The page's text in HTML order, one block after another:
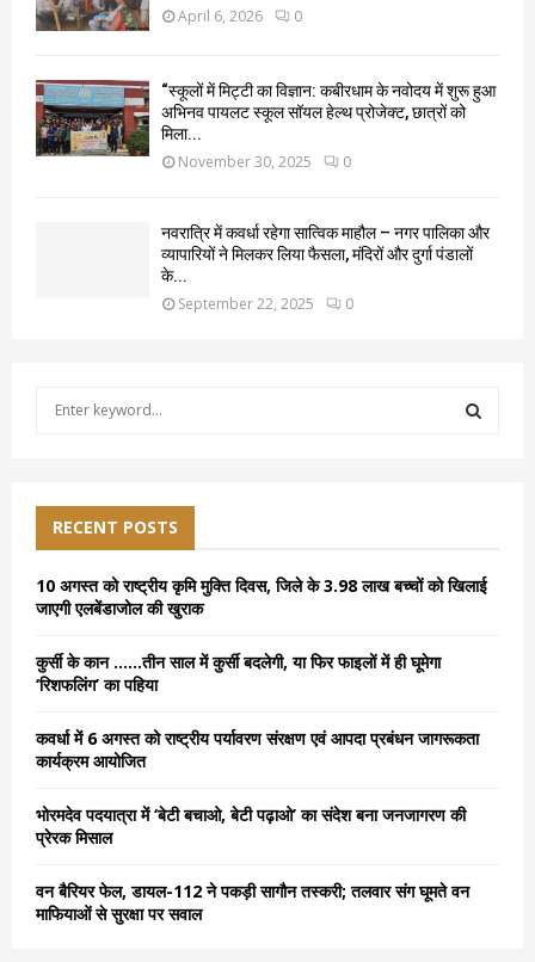
April 6, 2026 0
“स्कूलों में मिट्टी का विज्ञान: कबीरधाम के नवोदय में शुरू हुआ
अभिनव पायलट स्कूल सॉयल हेल्थ प्रोजेक्ट, छात्रों को
मिला...
November 30, 2025 0
नवरात्रि में कवर्धा रहेगा सात्विक माहौल – नगर पालिका और
व्यापारियों ने मिलकर लिया फैसला, मंदिरों और दुर्गा पंडालों
के...
September 22, 2025 0
f
o
r
RECENT POSTS
10 अगस्त को राष्ट्रीय कृमि मुक्ति दिवस, जिले के 3.98 लाख बच्चों को खिलाई
जाएगी एलबेंडाजोल की खुराक
कुर्सी के कान ……तीन साल में कुर्सी बदलेगी, या फिर फाइलों में ही घूमेगा
‘रिशफलिंग’ का पहिया
कवर्धा में 6 अगस्त को राष्ट्रीय पर्यावरण संरक्षण एवं आपदा प्रबंधन जागरूकता
कार्यक्रम आयोजित
भोरमदेव पदयात्रा में ‘बेटी बचाओ, बेटी पढ़ाओ’ का संदेश बना जनजागरण की
प्रेरक मिसाल
वन बैरियर फेल, डायल-112 ने पकड़ी सागौन तस्करी; तलवार संग घूमते वन
माफियाओं से सुरक्षा पर सवाल